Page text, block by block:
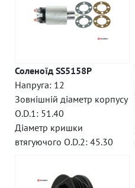
Соленоїд SS5158P
Напруга: 12
Зовнішній діаметр корпусу
O.D.1: 51.40
Діаметр кришки
втягуючого O.D.2: 45.30